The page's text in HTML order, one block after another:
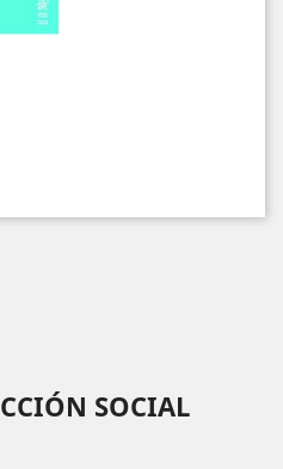
SOCIAL